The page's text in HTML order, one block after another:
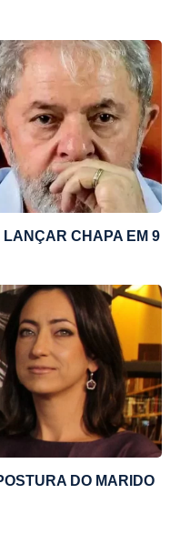
CHAPA EM 9
DO MARIDO